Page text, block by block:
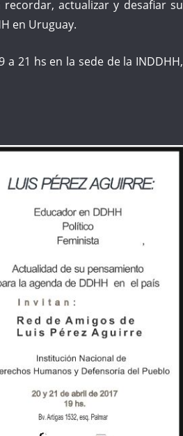
actualizar y desafiar su
en Uruguay.
21 hs en la sede de la INDDHH,